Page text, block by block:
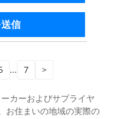
信
... 7 >
カーおよびサプライヤ
お住まいの地域の実際の